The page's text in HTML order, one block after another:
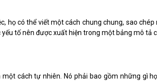
họ có thể viết một cách chung chung, sao
tố nên được xuất hiện trong một bảng mô tả
cách tự nhiên. Nó phải bao gồm những gì